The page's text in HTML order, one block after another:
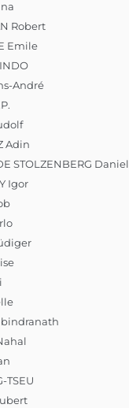
Robert
Emile
André
Adin
STOLZENBERG Daniel
Igor
TSEU